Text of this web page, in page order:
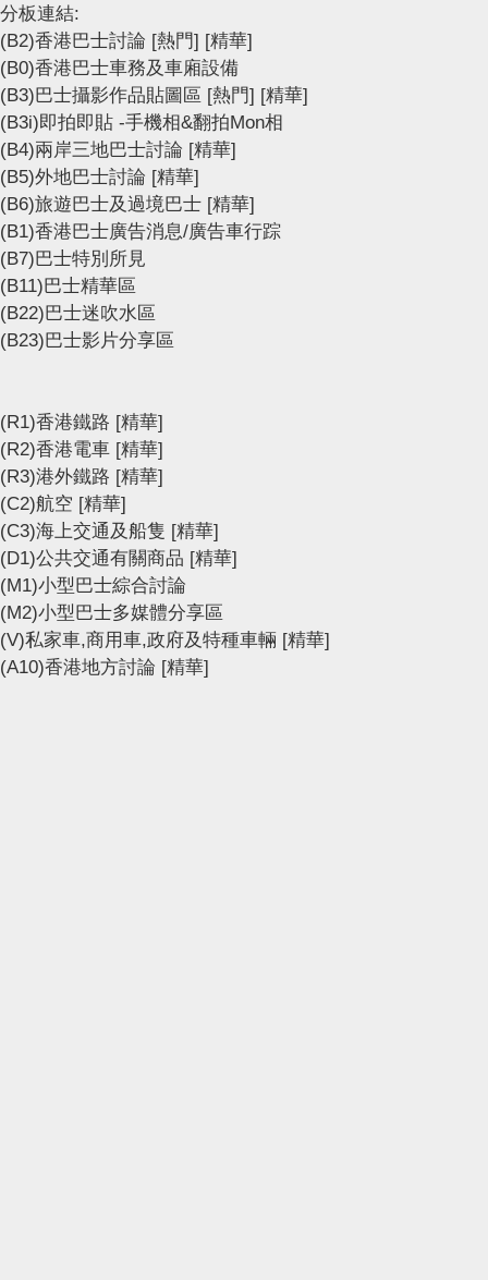
分板連結:
(B2)香港巴士討論 [熱門] [精華]
(B0)香港巴士車務及車廂設備
(B3)巴士攝影作品貼圖區 [熱門] [精華]
(B3i)即拍即貼 -手機相&翻拍Mon相
(B4)兩岸三地巴士討論 [精華]
(B5)外地巴士討論 [精華]
(B6)旅遊巴士及過境巴士 [精華]
(B1)香港巴士廣告消息/廣告車行踪
(B7)巴士特別所見
(B11)巴士精華區
(B22)巴士迷吹水區
(B23)巴士影片分享區
(R1)香港鐵路 [精華]
(R2)香港電車 [精華]
(R3)港外鐵路 [精華]
(C2)航空 [精華]
(C3)海上交通及船隻 [精華]
(D1)公共交通有關商品 [精華]
(M1)小型巴士綜合討論
(M2)小型巴士多媒體分享區
(V)私家車,商用車,政府及特種車輛 [精華]
(A10)香港地方討論 [精華]